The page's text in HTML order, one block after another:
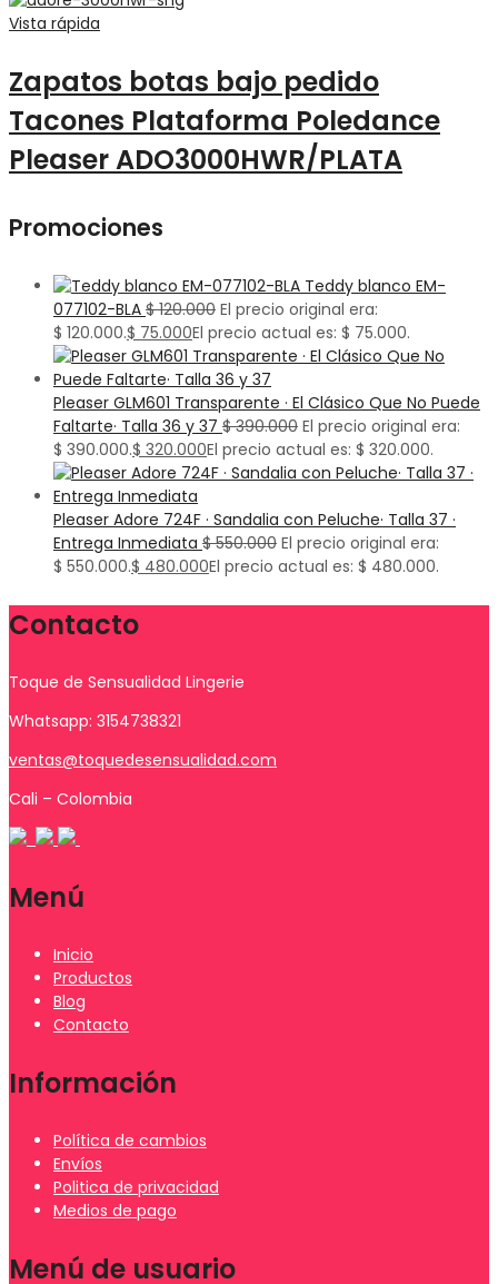
Vista rápida
Zapatos botas bajo pedido
Tacones Plataforma Poledance
Pleaser ADO3000HWR/PLATA
Promociones
Teddy blanco EM-
077102-BLA $120.000 El precio original era:
$ 120.000.$ 75.000El precio actual es: $ 75.000.
Pleaser GLM601 Transparente · El Clásico Que No Puede
Faltarte· Talla 36 y 37 $390.000 El precio original era:
$ 390.000.$ 320.000El precio actual es: $ 320.000.
Pleaser Adore 724F · Sandalia con Peluche· Talla 37 ·
Entrega Inmediata $550.000 El precio original era:
$ 550.000.$ 480.000El precio actual es: $ 480.000.
Contacto
Toque de Sensualidad Lingerie
Whatsapp: 3154738321
ventas@toquedesensualidad.com
Cali – Colombia
Menú
Inicio
Productos
Blog
Contacto
Información
Política de cambios
Envíos
Politica de privacidad
Medios de pago
Menú de usuario